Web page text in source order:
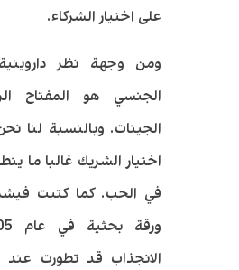
على اختيار الشركاء.
ومن وجهة نظر
الجنسي هو المفتاح
الجينات. وبالنسبة لنا
اختيار الشريك غالبا ما
الانجذاب قد تطورت عند